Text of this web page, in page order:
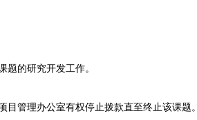
的研究开发工作。
管理办公室有权停止拨款直至终止该课题。